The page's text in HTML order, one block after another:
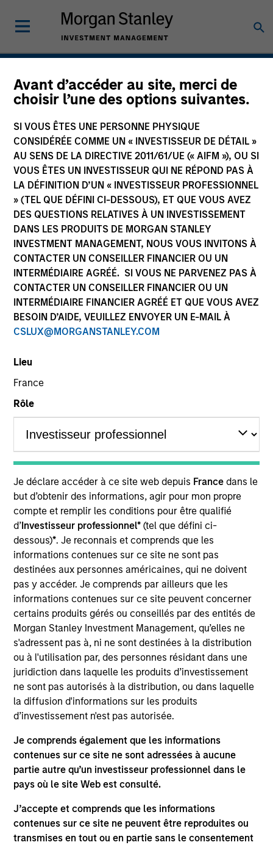
Avant d’accéder au site, merci de
choisir l’une des options suivantes.
SI VOUS ÊTES UNE PERSONNE PHYSIQUE
CONSIDÉRÉE COMME UN « INVESTISSEUR DE DÉTAIL »
AU SENS DE LA DIRECTIVE 2011/61/UE (« AIFM »), OU SI
VOUS ÊTES UN INVESTISSEUR QUI NE RÉPOND PAS À
LA DÉFINITION D’UN « INVESTISSEUR PROFESSIONNEL
» (TEL QUE DÉFINI CI-DESSOUS), ET QUE VOUS AVEZ
DES QUESTIONS RELATIVES À UN INVESTISSEMENT
DANS LES PRODUITS DE MORGAN STANLEY
INVESTMENT MANAGEMENT, NOUS VOUS INVITONS À
CONTACTER UN CONSEILLER FINANCIER OU UN
INTERMÉDIAIRE AGRÉÉ. SI VOUS NE PARVENEZ PAS À
CONTACTER UN CONSEILLER FINANCIER OU UN
INTERMÉDIAIRE FINANCIER AGRÉÉ ET QUE VOUS AVEZ
BESOIN D’AIDE, VEUILLEZ ENVOYER UN E-MAIL À
CSLUX@MORGANSTANLEY.COM
Lieu
France
Rôle
Je déclare accéder à ce site web depuis France dans le
but d’obtenir des informations, agir pour mon propre
compte et remplir les conditions pour être qualifié
d’Investisseur professionnel*(tel que défini ci-
dessous)*. Je reconnais et comprends que les
informations contenues sur ce site ne sont pas
destinées aux personnes américaines, qui ne doivent
pas y accéder. Je comprends par ailleurs que les
informations contenues sur ce site peuvent concerner
certains produits gérés ou conseillés par des entités de
Morgan Stanley Investment Management, qu’elles ne
s'adressent pas à, ni ne sont destinées à la distribution
ou à l'utilisation par, des personnes résidant dans une
juridiction dans laquelle les produits d’investissement
ne sont pas autorisés à la distribution, ou dans laquelle
la diffusion d'informations sur les produits
d’investissement n'est pas autorisée.
Je comprends également que les informations
contenues sur ce site ne sont adressées à aucune
partie autre qu’un investisseur professionnel dans le
pays où le site Web est consulté.
J’accepte et comprends que les informations
contenues sur ce site ne peuvent être reproduites ou
transmises en tout ou en partie sans le consentement
Actifs réels
1991
année de lancement
200+
PROFESSIONNELS DE L’INVESTISSEMENT
Vue d'ensemble
Depuis plus de 30 ans, nous identifions, structurons et
gérons des investissements dédiés à l’immobilier, à la
dette immobilière et aux infrastructures qui exploitent les
tendances de fond du marché. Grâce à notre vaste
réseau mondial, nous exploitons des opportunités
Expertises
Nos stratégies